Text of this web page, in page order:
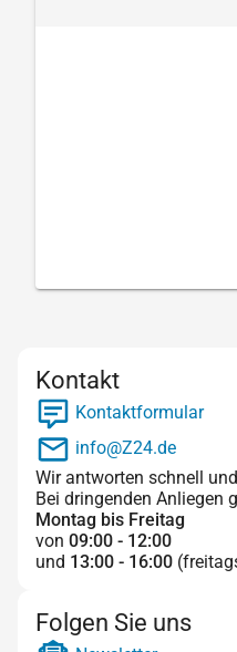
Kontakt
Kontaktformular
info@Z24.de
Wir antworten schnell
Bei dringenden Anliegen
Montag bis Freitag
von 09:00 - 12:00
und 13:00 - 16:00
Folgen Sie uns